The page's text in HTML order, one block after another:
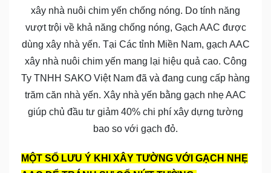
xây nhà nuôi chim yến chống nóng. Do tính năng
vượt trội về khả năng chống nóng, Gạch AAC được
dùng xây nhà yến. Tại Các tỉnh Miền Nam, gạch AAC
xây nhà nuôi chim yến mang lại hiệu quả cao. Công
Ty TNHH SAKO Việt Nam đã và đang cung cấp hàng
trăm căn nhà yến. Xây nhà yến bằng gạch nhẹ AAC
giúp chủ đầu tư giảm 40% chi phí xây dựng tường
bao so với gạch đỏ.
MỘT SỐ LƯU Ý KHI XÂY TƯỜNG VỚI GẠCH NHẸ